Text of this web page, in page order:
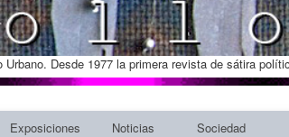
Urbano. Desde 1977 la primera revista de sátira
Exposiciones Noticias Sociedad